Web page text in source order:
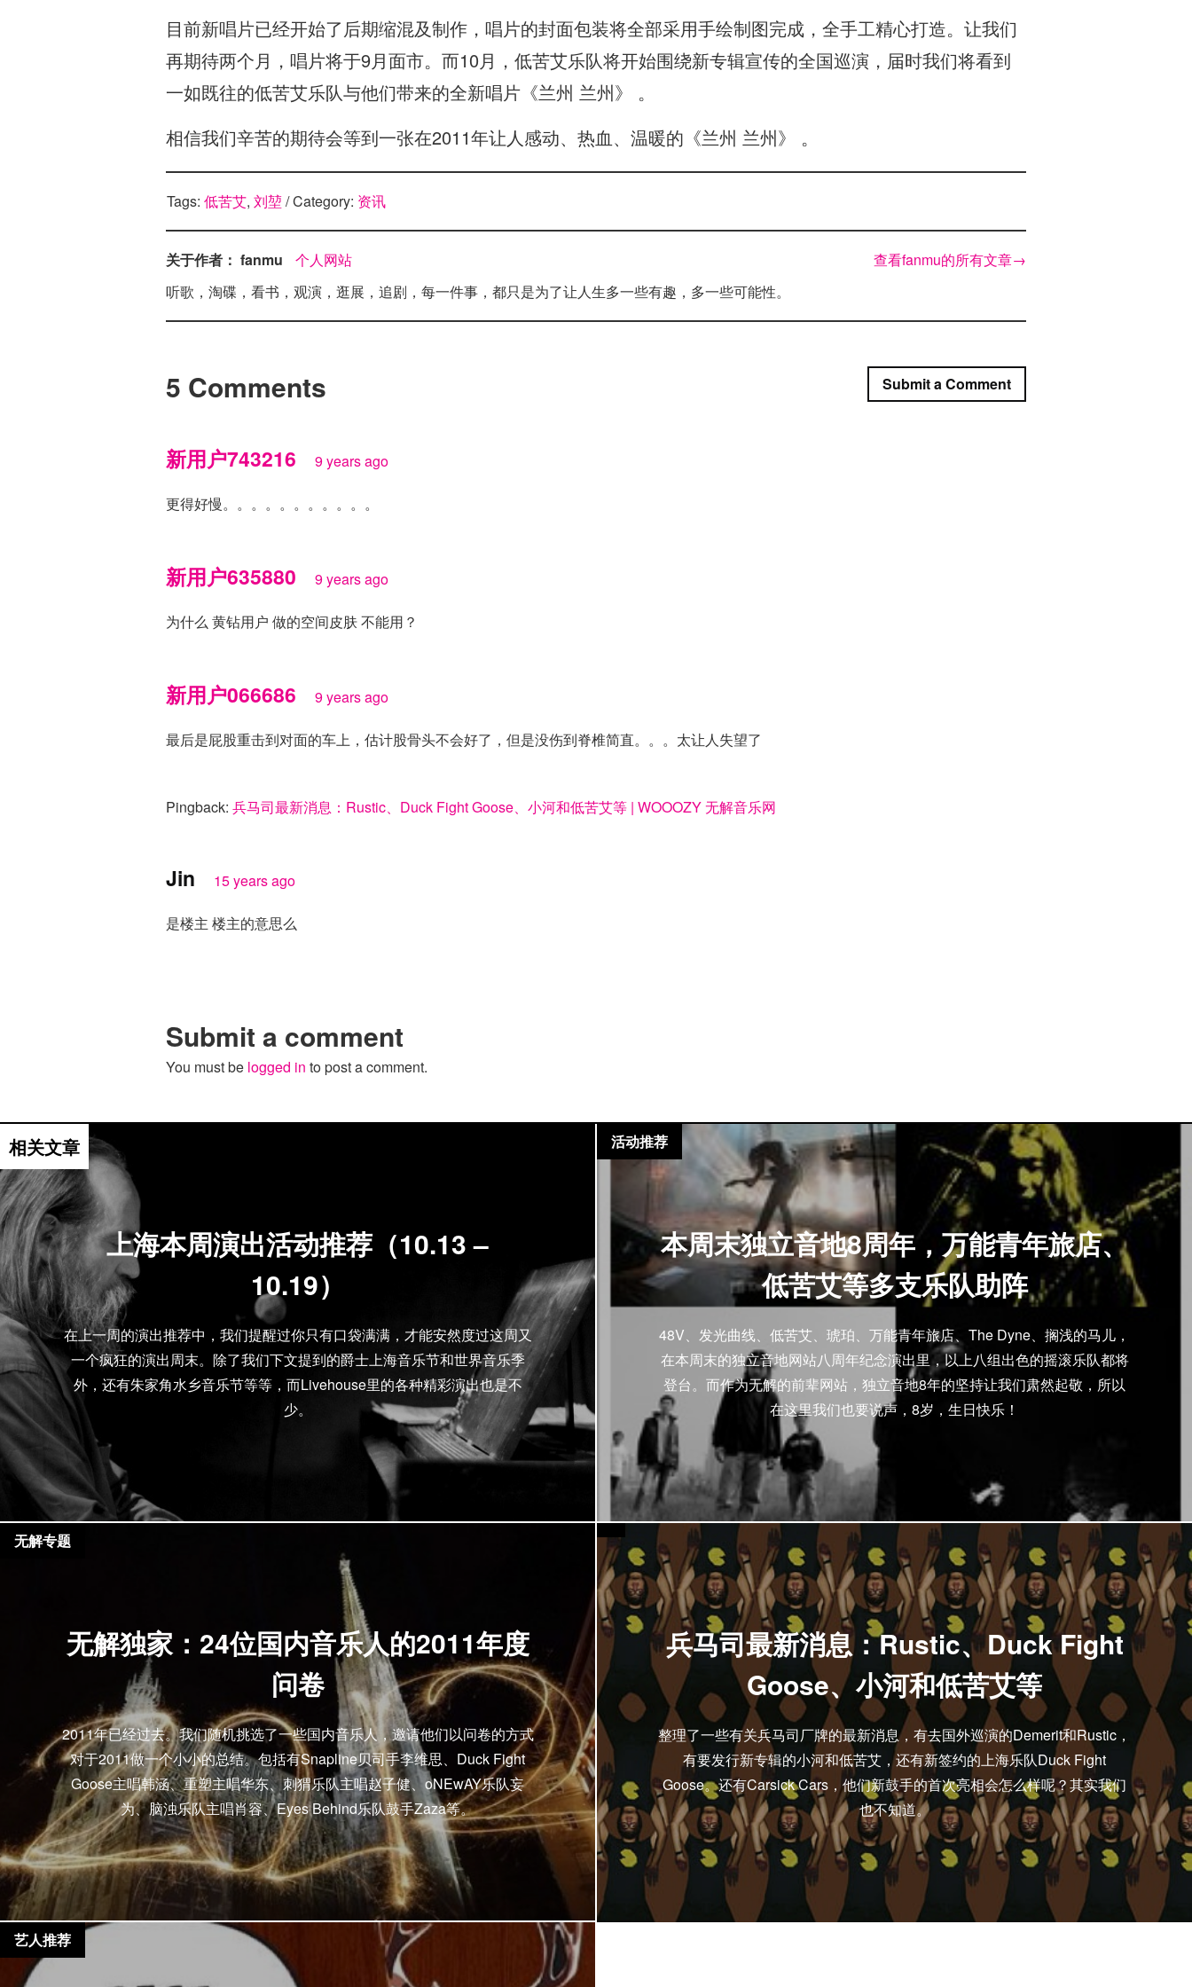
目前新唱片已经开始了后期缩混及制作，唱片的封面包装将全部采用手绘制图完成，全手工精心打造。让我们
再期待两个月，唱片将于9月面市。而10月，低苦艾乐队将开始围绕新专辑宣传的全国巡演，届时我们将看到
一如既往的低苦艾乐队与他们带来的全新唱片《兰州 兰州》 。
相信我们辛苦的期待会等到一张在2011年让人感动、热血、温暖的《兰州 兰州》 。
Tags: 低苦艾, 刘堃/ Category: 资讯
关于作者： fanmu 个人网站 查看fanmu的所有文章→
听歌，淘碟，看书，观演，逛展，追剧，每一件事，都只是为了让人生多一些有趣，多一些可能性。
5 Comments Submit a Comment
新用户743216 9 years ago
更得好慢。。。。。。。。。。。
新用户635880 9 years ago
为什么 黄钻用户 做的空间皮肤 不能用？
新用户066686 9 years ago
最后是屁股重击到对面的车上，估计股骨头不会好了，但是没伤到脊椎简直。。。太让人失望了
Pingback: 兵马司最新消息：Rustic、Duck Fight Goose、小河和低苦艾等 | WOOOZY 无解音乐网
Jin 15 years ago
是楼主 楼主的意思么
Submit a comment
You must be logged in to post a comment.
相关文章
上海本周演出活动推荐（10.13 –
10.19）
在上一周的演出推荐中，我们提醒过你只有口袋满满，才能安然度过这周又
一个疯狂的演出周末。除了我们下文提到的爵士上海音乐节和世界音乐季
外，还有朱家角水乡音乐节等等，而Livehouse里的各种精彩演出也是不
少。
活动推荐
本周末独立音地8周年，万能青年旅店、
低苦艾等多支乐队助阵
48V、发光曲线、低苦艾、琥珀、万能青年旅店、The Dyne、搁浅的马儿，
在本周末的独立音地网站八周年纪念演出里，以上八组出色的摇滚乐队都将
登台。而作为无解的前辈网站，独立音地8年的坚持让我们肃然起敬，所以
在这里我们也要说声，8岁，生日快乐！
活动推荐
无解独家：24位国内音乐人的2011年度
问卷
2011年已经过去。我们随机挑选了一些国内音乐人，邀请他们以问卷的方式
对于2011做一个小小的总结。包括有Snapline贝司手李维思、Duck Fight
Goose主唱韩涵、重塑主唱华东、刺猬乐队主唱赵子健、oNEwAY乐队妄
为、脑浊乐队主唱肖容、Eyes Behind乐队鼓手Zaza等。
无解专题
兵马司最新消息：Rustic、Duck Fight
Goose、小河和低苦艾等
整理了一些有关兵马司厂牌的最新消息，有去国外巡演的Demerit和Rustic，
有要发行新专辑的小河和低苦艾，还有新签约的上海乐队Duck Fight
Goose。还有Carsick Cars，他们新鼓手的首次亮相会怎么样呢？其实我们
也不知道。
艺人推荐